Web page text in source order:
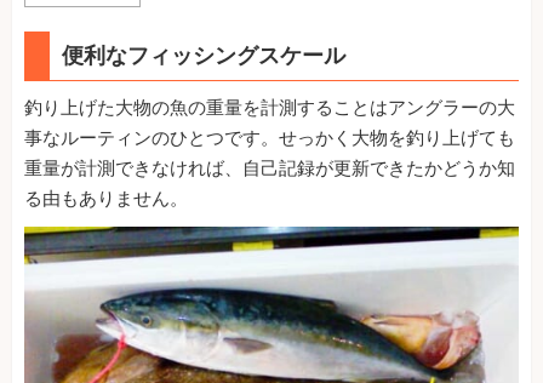
便利なフィッシングスケール
釣り上げた大物の魚の重量を計測することはアングラーの大
事なルーティンのひとつです。せっかく大物を釣り上げても
重量が計測できなければ、自己記録が更新できたかどうか知
る由もありません。